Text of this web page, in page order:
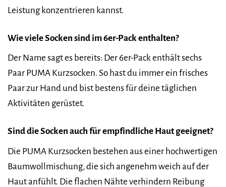
Leistung konzentrieren kannst.
Wie viele Socken sind im 6er-Pack enthalten?
Der Name sagt es bereits: Der 6er-Pack enthält sechs
Paar PUMA Kurzsocken. So hast du immer ein frisches
Paar zur Hand und bist bestens für deine täglichen
Aktivitäten gerüstet.
Sind die Socken auch für empfindliche Haut geeignet?
Die PUMA Kurzsocken bestehen aus einer hochwertigen
Baumwollmischung, die sich angenehm weich auf der
Haut anfühlt. Die flachen Nähte verhindern Reibung